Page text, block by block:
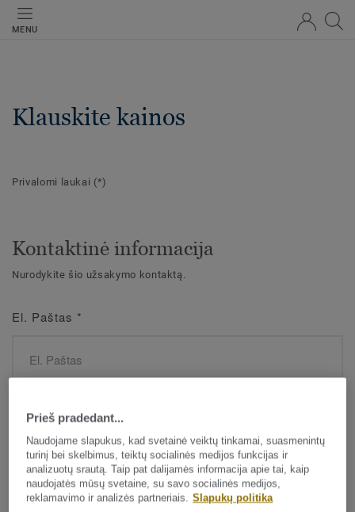
MENU
Klauskite kainos
Privalomi laukai (*)
Kontaktinė informacija
Nurodykite šio užsakymo kontaktą.
El. Paštas *
Vardas *
Prieš pradedant...
Naudojame slapukus, kad svetainė veiktų tinkamai, suasmenintų
turinį bei skelbimus, teiktų socialinės medijos funkcijas ir
analizuotų srautą. Taip pat dalijamės informacija apie tai, kaip
naudojatės mūsų svetaine, su savo socialinės medijos,
reklamavimo ir analizės partneriais. Slapukų politika